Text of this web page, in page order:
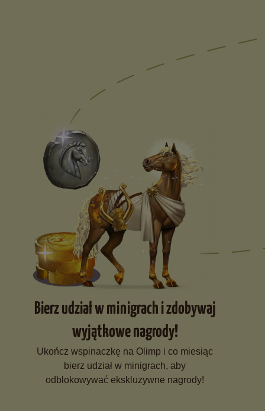
Bierz udział w minigrach i zdobywaj
wyjątkowe nagrody!
Ukończ wspinaczkę na Olimp i co miesiąc
bierz udział w minigrach, aby
odblokowywać ekskluzywne nagrody!